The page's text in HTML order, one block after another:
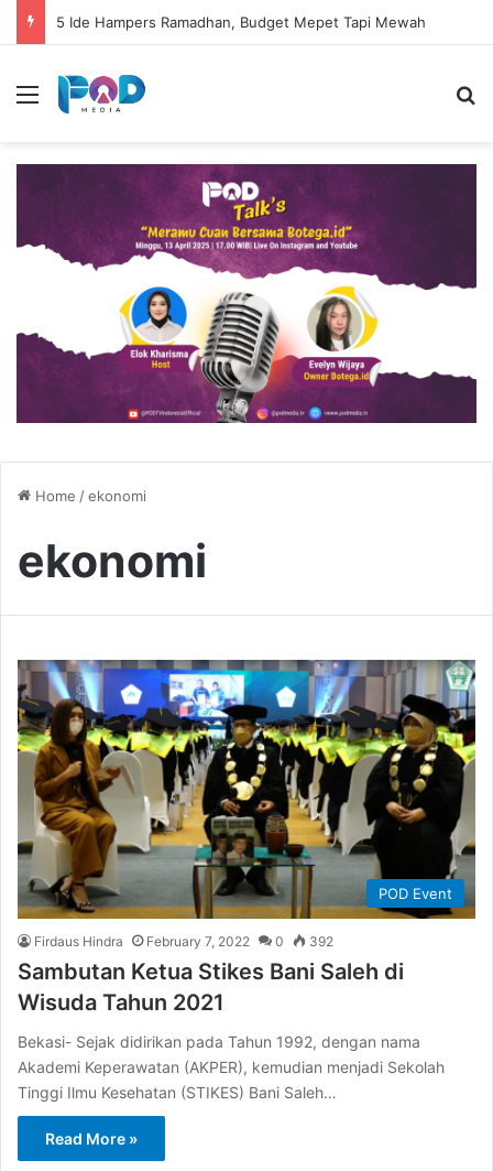
5 Ide Hampers Ramadhan, Budget Mepet Tapi Mewah
Menu
Home /ekonomi
ekonomi
POD Event
Firdaus Hindra February 7, 2022 0 392
Sambutan Ketua Stikes Bani Saleh di
Wisuda Tahun 2021
Bekasi- Sejak didirikan pada Tahun 1992, dengan nama
Akademi Keperawatan (AKPER), kemudian menjadi Sekolah
Tinggi Ilmu Kesehatan (STIKES) Bani Saleh…
Read More »